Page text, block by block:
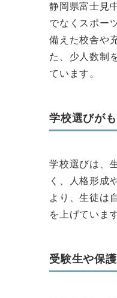
静岡県富士見
でなくスポー
備えた校舎や
た、少人数制
ています。
学校選びが
学校選びは、
く、人格形成
より、生徒は
を上げています
受験生や保